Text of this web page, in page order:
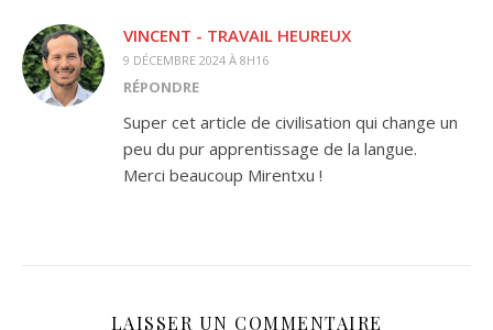
VINCENT - TRAVAIL HEUREUX
9 DÉCEMBRE 2024 À 8H16
RÉPONDRE
Super cet article de civilisation qui change un
peu du pur apprentissage de la langue.
Merci beaucoup Mirentxu !
LAISSER UN COMMENTAIRE